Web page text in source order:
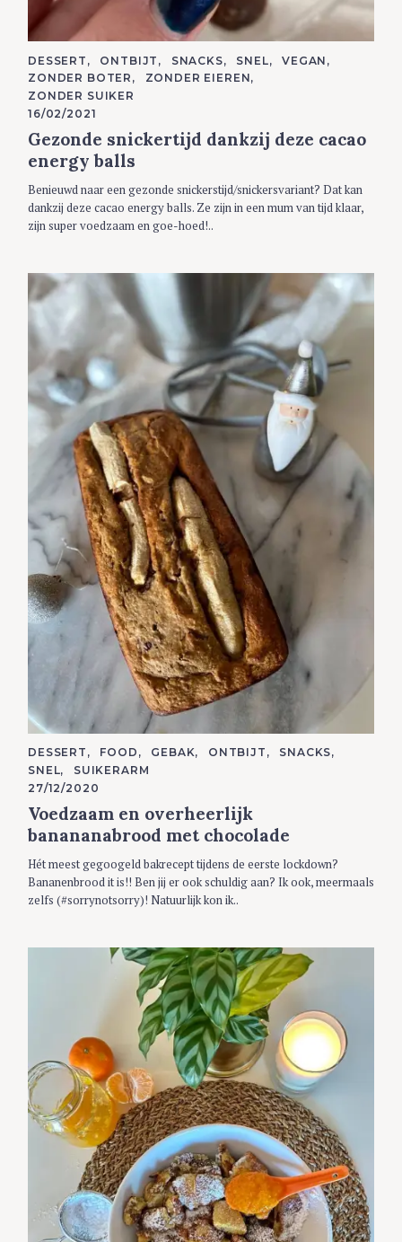
C
A
T
E
G
O
R
I
S
DESSERT ONTBIJT SNACKS SNEL
VEGAN
ZONDER BOTER
ZONDER EIEREN
ZONDER SUIKER
16/02/2021
Gezonde snickertijd dankzij deze cacao
energy balls
Benieuwd naar een gezonde snickerstijd/snickersvariant? Dat kan
dankzij deze cacao energy balls. Ze zijn in een mum van tijd klaar,
zijn super voedzaam en goe-hoed!..
C
A
T
E
O
R
I
E
S
DESSERT FOOD GEBAK ONTBIJT
SNACKS
SNEL
SUIKERARM
27/12/2020
Voedzaam en overheerlijk
banananabrood met chocolade
Hét meest gegoogeld bakrecept tijdens de eerste lockdown?
Bananenbrood it is!! Ben jij er ook schuldig aan? Ik ook, meermaals
zelfs (#sorrynotsorry)! Natuurlijk kon ik..